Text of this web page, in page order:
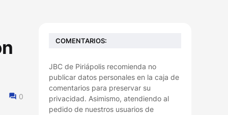
0
COMENTARIOS:
JBC de Piriápolis recomienda no
publicar datos personales en la caja de
comentarios para preservar su
privacidad. Asimismo, atendiendo al
pedido de nuestros usuarios de